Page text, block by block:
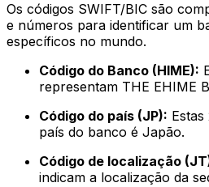
Os códigos SWIFT/BIC são
e números para identificar um
específicos no mundo.
Código do Banco (HIME):
representam THE EHIME
Código do país (JP):
país do banco é Japão.
Código de localização
indicam a localização da